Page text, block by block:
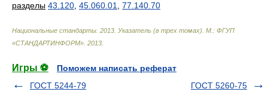
разделы 43.120 45.060.01 77.140.70
Национальные стандарты. 2013. Указатель (в трех томах). М.: ФГУП
«СТАНДАРТИНФОРМ» 2013
Игры ⚽
Поможем написать реферат
ГОСТ 5244-79
ГОСТ 5260-75